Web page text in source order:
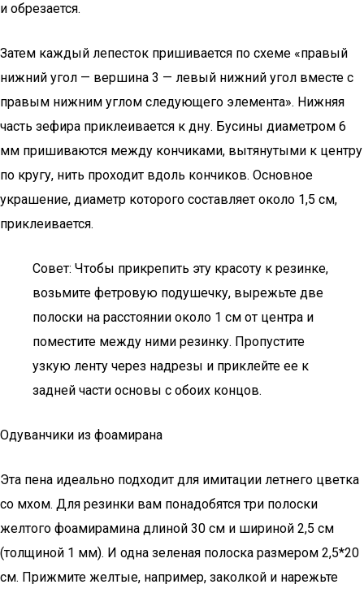
и обрезается.
Затем каждый лепесток пришивается по схеме «правый
нижний угол — вершина 3 — левый нижний угол вместе с
правым нижним углом следующего элемента». Нижняя
часть зефира приклеивается к дну. Бусины диаметром 6
мм пришиваются между кончиками, вытянутыми к центру
по кругу, нить проходит вдоль кончиков. Основное
украшение, диаметр которого составляет около 1,5 см,
приклеивается.
Совет: Чтобы прикрепить эту красоту к резинке,
возьмите фетровую подушечку, вырежьте две
полоски на расстоянии около 1 см от центра и
поместите между ними резинку. Пропустите
узкую ленту через надрезы и приклейте ее к
задней части основы с обоих концов.
Одуванчики из фоамирана
Эта пена идеально подходит для имитации летнего цветка
со мхом. Для резинки вам понадобятся три полоски
желтого фоамирамина длиной 30 см и шириной 2,5 см
(толщиной 1 мм). И одна зеленая полоска размером 2,5*20
см. Прижмите желтые, например, заколкой и нарежьте